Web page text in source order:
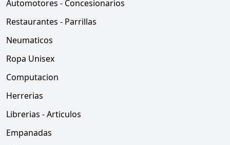
Automotores - Concesionarios
Restaurantes - Parrillas
Neumaticos
Ropa Unisex
Computacion
Herrerias
Librerias - Articulos
Empanadas